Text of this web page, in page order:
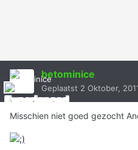
betominice
Geplaatst 2 Oktober,
Misschien niet goed gezocht